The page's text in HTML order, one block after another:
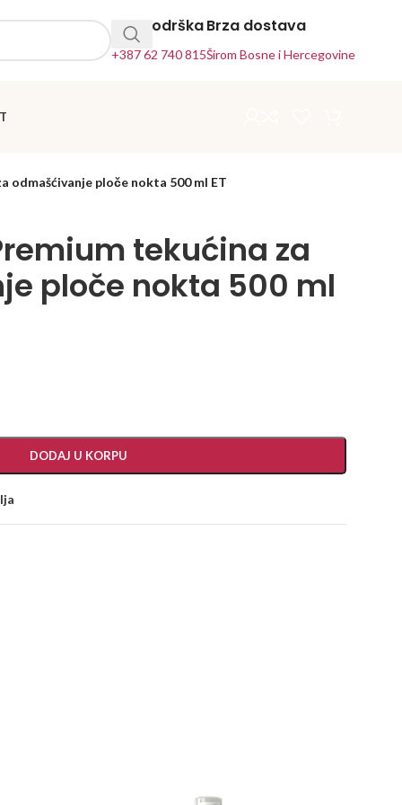
24h Podrška
+387 62 740 815
Brza dostava
Širom Bosne i Hercegovine
odmašćivanje ploče nokta 500 ml ET
tekućina za
ploče nokta 500 ml
DODAJ U KORPU